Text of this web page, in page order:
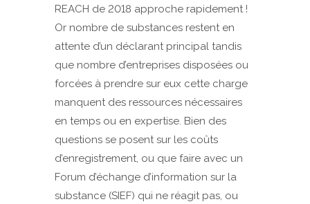
REACH de 2018 approche rapidement !
Or nombre de substances restent en
attente d’un déclarant principal tandis
que nombre d’entreprises disposées ou
forcées à prendre sur eux cette charge
manquent des ressources nécessaires
en temps ou en expertise. Bien des
questions se posent sur les coûts
d’enregistrement, ou que faire avec un
Forum d’échange d’information sur la
substance (SIEF) qui ne réagit pas, ou